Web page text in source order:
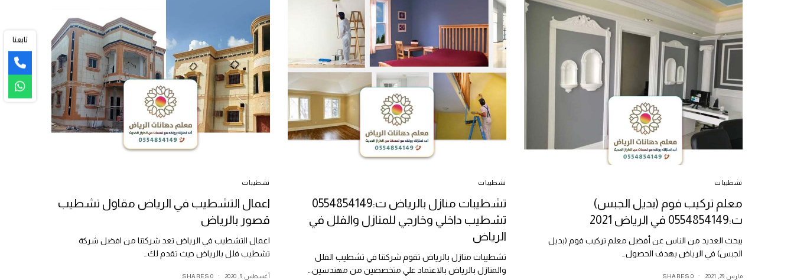
تشطيبات
معلم تركيب فوم (بديل الجبس)
ت:0554854149 في الرياض 2021
يبحث العديد من الناس عن أفضل معلم تركيب فوم (بديل
الجبس) في الرياض بهدف الحصول…
مارس 29, 2021 0 SHARES
تشطيبات
تشطيبات منازل بالرياض ت:0554854149
تشطيب داخلي وخارجي للمنازل والفلل في
الرياض
تشطيبات منازل بالرياض تقوم شركتنا في تشطيب الفلل
والمنازل بالرياض بالاعتماد علي متخصصين من مهندسين…
تشطيبات
اعمال التشطيب في الرياض مقاول تشطيب
قصور بالرياض
اعمال التشطيب في الرياض تعد شركتنا من افضل شركة
تشطيب فلل بالرياض حيث تقدم لك…
أغسطس 9, 2020 0 SHARES
تابعنا